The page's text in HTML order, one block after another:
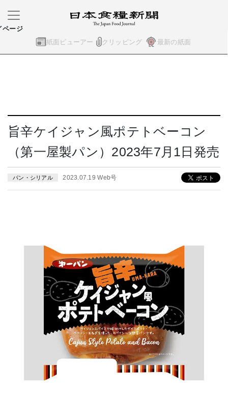
紙面ビューアー クリッピング 最新の紙面
ページ
旨辛ケイジャン風ポテトベーコン
（第一屋製パン）2023年7月1日発売
パン・シリアル 2023.07.19 Web号